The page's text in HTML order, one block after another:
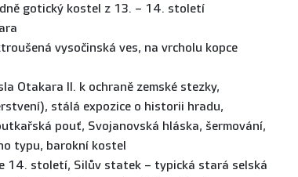
gotický kostel z 13. – 14. století
vysočinská ves, na vrcholu kopce
Otakara II. k ochraně zemské stezky,
stálá expozice o historii hradu,
pouť, Svojanovská hláska, šermování,
typu, barokní kostel
14. století, Silův statek – typická stará selská